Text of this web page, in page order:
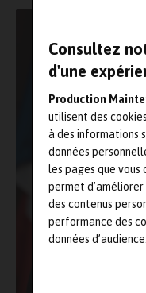
Consultez
d'une
Production
utilisent des
à des informations
données
les pages que vous
permet
des contenus
performance des
données d’audience.